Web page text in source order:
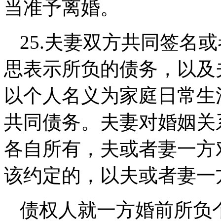
当准予离婚。
25.夫妻双方共同签名
思表示所负的债务，以
以个人名义为家庭日常
共同债务。夫妻对婚姻
各自所有，夫或者妻一
该约定的，以夫或者妻
债权人就一方婚前所负